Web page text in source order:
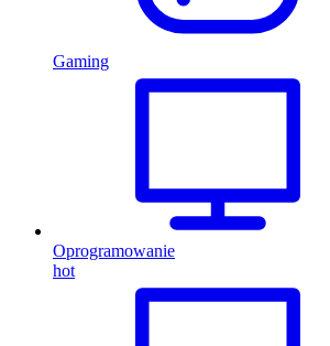
Gaming
Oprogramowanie
hot